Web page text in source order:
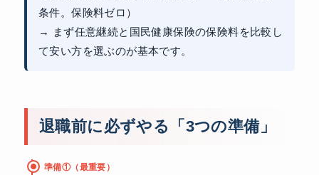
条件。保険料ゼロ）
→ まず任意継続と国民健康保険の保険料を比較し
て安い方を選ぶのが基本です。
退職前に必ずやる「3つの準備」
準備①（最重要）